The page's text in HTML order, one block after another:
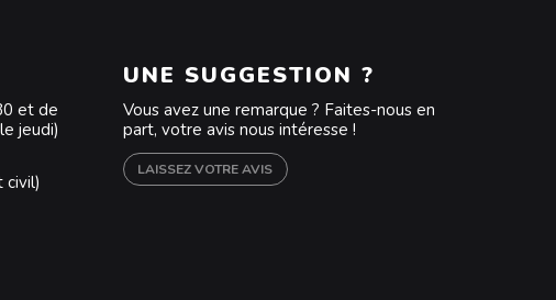
et de
jeudi)
civil)
UNE SUGGESTION ?
Vous avez une remarque ? Faites-nous en
part, votre avis nous intéresse !
LAISSEZ VOTRE AVIS
Youtube